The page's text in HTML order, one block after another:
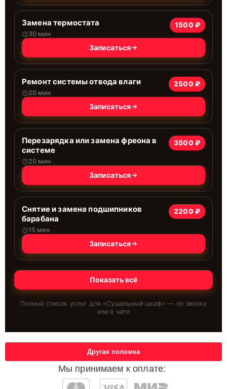
Замена термостата
30 мин
1500 ₽
Записаться
Ремонт системы отводa влаги
20 мин
2500 ₽
Записаться
Перезарядка или замена фреона в
системе
20 мин
3500 ₽
Записаться
Снятие и замена подшипников
барабана
15 мин
2200 ₽
Записаться
Показать всё
Полный список услуг для «Сушильный шкаф» — по звонку
или в чате
Мы принимаем к оплате:
Другая поломка